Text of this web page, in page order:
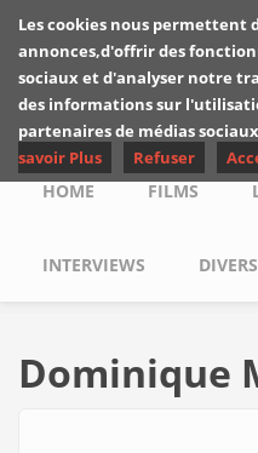
Skip to main content
Les
Main menu
HOME FILMS
INTERVIEWS
Dominique
Les cookies nous permettent
annonces,d'offrir des
sociaux et d'analyser notre
des informations sur
partenaires de médias
savoir Plus
Refuser